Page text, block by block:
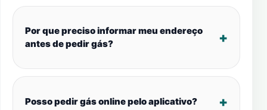
Por que preciso informar meu endereço
antes de pedir gás?
Posso pedir gás online pelo aplicativo?